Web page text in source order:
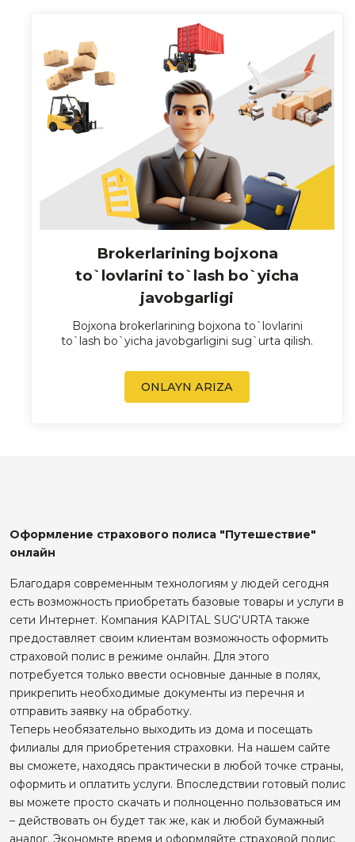
Brokerlarining bojxona
to`lovlarini to`lash bo`yicha
javobgarligi
Bojxona brokerlarining bojxona to`lovlarini
to`lash bo`yicha javobgarligini sug`urta qilish.
ONLAYN ARIZA
Оформление страхового полиса "Путешествие"
онлайн
Благодаря современным технологиям у людей сегодня
есть возможность приобретать базовые товары и услуги в
сети Интернет. Компания KAPITAL SUG'URTA также
предоставляет своим клиентам возможность оформить
страховой полис в режиме онлайн. Для этого
потребуется только ввести основные данные в полях,
прикрепить необходимые документы из перечня и
отправить заявку на обработку.
Теперь необязательно выходить из дома и посещать
филиалы для приобретения страховки. На нашем сайте
вы сможете, находясь практически в любой точке страны,
оформить и оплатить услуги. Впоследствии готовый полис
вы можете просто скачать и полноценно пользоваться им
– действовать он будет так же, как и любой бумажный
аналог. Экономьте время и оформляйте страховой полис